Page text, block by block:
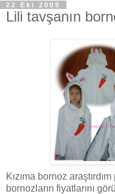
22 Eki 2009
Lili tavşanın
Kızıma bornoz
bornozların fiyatlarını